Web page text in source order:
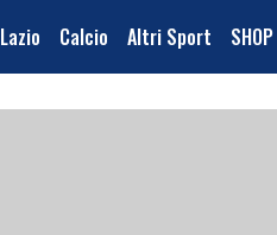
Lazio Calcio Altri Sport